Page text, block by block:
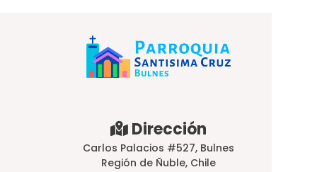
Dirección
Carlos Palacios #527, Bulnes
Región de Ñuble, Chile